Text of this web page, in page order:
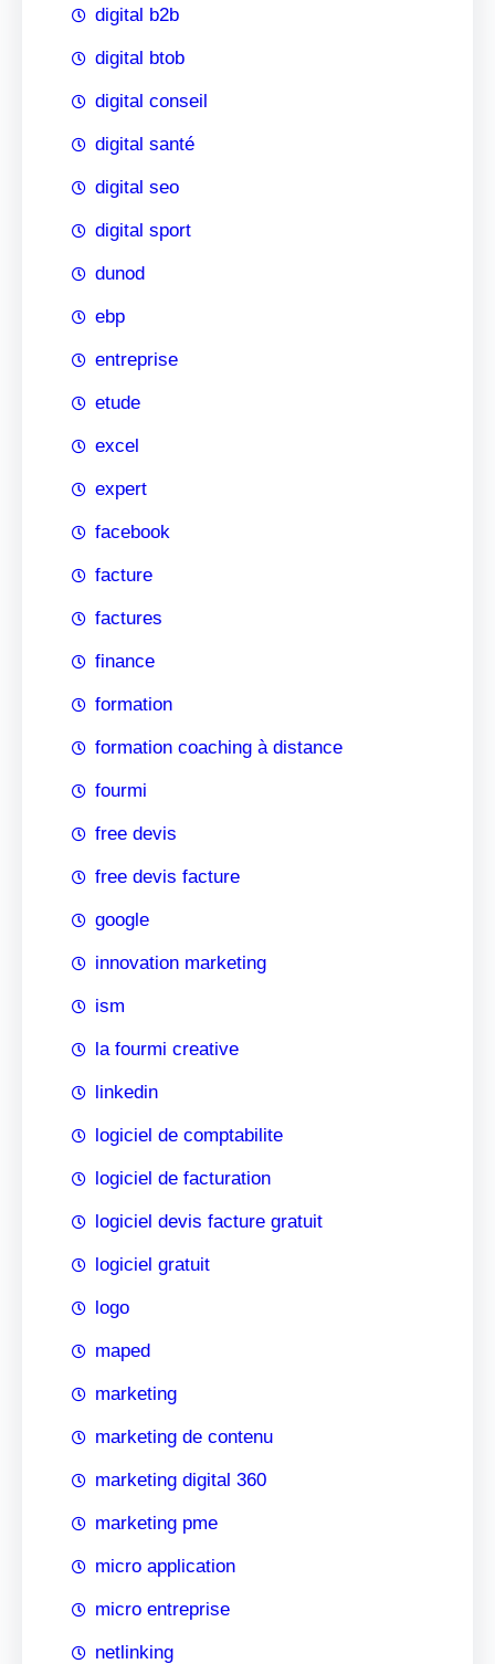
digital b2b
digital btob
digital conseil
digital santé
digital seo
digital sport
dunod
ebp
entreprise
etude
excel
expert
facebook
facture
factures
finance
formation
formation coaching à distance
fourmi
free devis
free devis facture
google
innovation marketing
ism
la fourmi creative
linkedin
logiciel de comptabilite
logiciel de facturation
logiciel devis facture gratuit
logiciel gratuit
logo
maped
marketing
marketing de contenu
marketing digital 360
marketing pme
micro application
micro entreprise
netlinking